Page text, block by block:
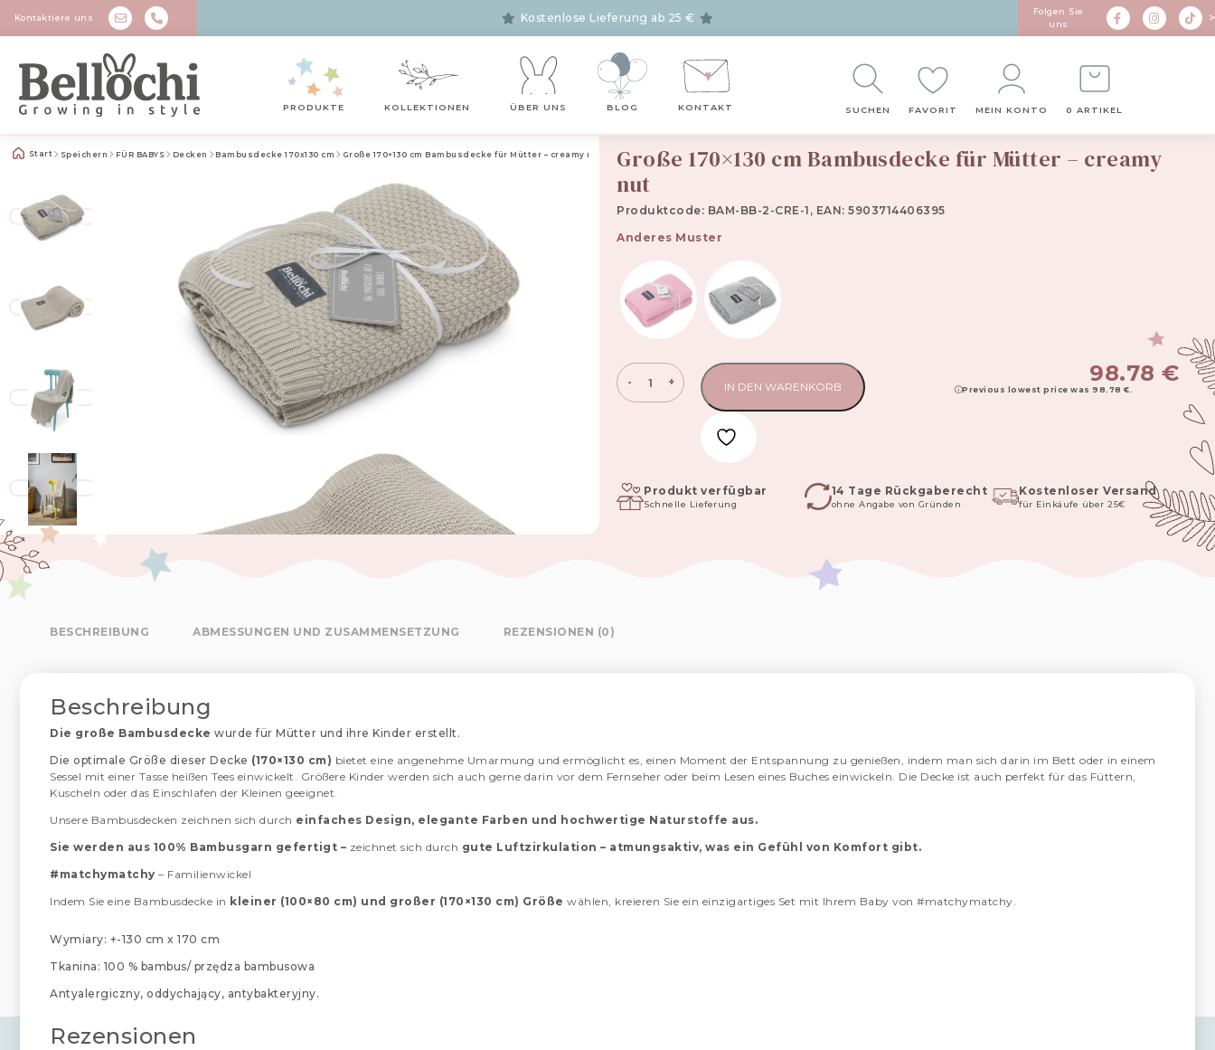
Kontaktiere uns Kostenlose Lieferung ab 25 €
Folgen Sie
uns
>
PRODUKTE KOLLEKTIONEN ÜBER UNS BLOG KONTAKT SUCHEN FAVORIT MEIN KONTO 0 ARTIKEL
Start Speichern FÜR BABYS Decken Bambusdecke 170x130 cm Große 170×130 cm Bambusdecke für Mütter – creamy nut
Große 170×130 cm Bambusdecke für Mütter – creamy
nut
Produktcode: BAM-BB-2-CRE-1, EAN: 5903714406395
Anderes Muster
-
Große
170x130
creamy
nut
+ IN DEN WARENKORB
98.78€
Previous lowest price was98.78€ .
Produkt verfügbar
Schnelle Lieferung
14 Tage Rückgaberecht
ohne Angabe von Gründen
Kostenloser Versand
für Einkäufe über 25€
BESCHREIBUNG ABMESSUNGEN UND ZUSAMMENSETZUNG REZENSIONEN (0)
Beschreibung
Die große Bambusdecke wurde für Mütter und ihre Kinder erstellt.
Die optimale Größe dieser Decke (170×130 cm) bietet eine angenehme Umarmung und ermöglicht es, einen Moment der Entspannung zu genießen, indem man sich darin im Bett oder in einem
Sessel mit einer Tasse heißen Tees einwickelt. Größere Kinder werden sich auch gerne darin vor dem Fernseher oder beim Lesen eines Buches einwickeln. Die Decke ist auch perfekt für das Füttern,
Kuscheln oder das Einschlafen der Kleinen geeignet.
Unsere Bambusdecken zeichnen sich durch einfaches Design, elegante Farben und hochwertige Naturstoffe aus.
Sie werden aus 100% Bambusgarn gefertigt – zeichnet sich durch gute Luftzirkulation – atmungsaktiv, was ein Gefühl von Komfort gibt.
#matchymatchy – Familienwickel
Indem Sie eine Bambusdecke in kleiner (100×80 cm) und großer (170×130 cm) Größe wählen, kreieren Sie ein einzigartiges Set mit Ihrem Baby von #matchymatchy.
Wymiary: +-130 cm x 170 cm
Tkanina: 100 % bambus/ przędza bambusowa
Antyalergiczny, oddychający, antybakteryjny.
Rezensionen